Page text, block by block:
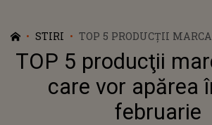
STIRI
TOP 5 PRODUCŢII
VOR APĂREA ÎN LUNA
TOP 5 producţii
care vor apărea
februarie